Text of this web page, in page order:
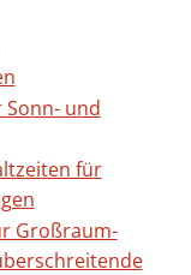
und
für
Großraum-